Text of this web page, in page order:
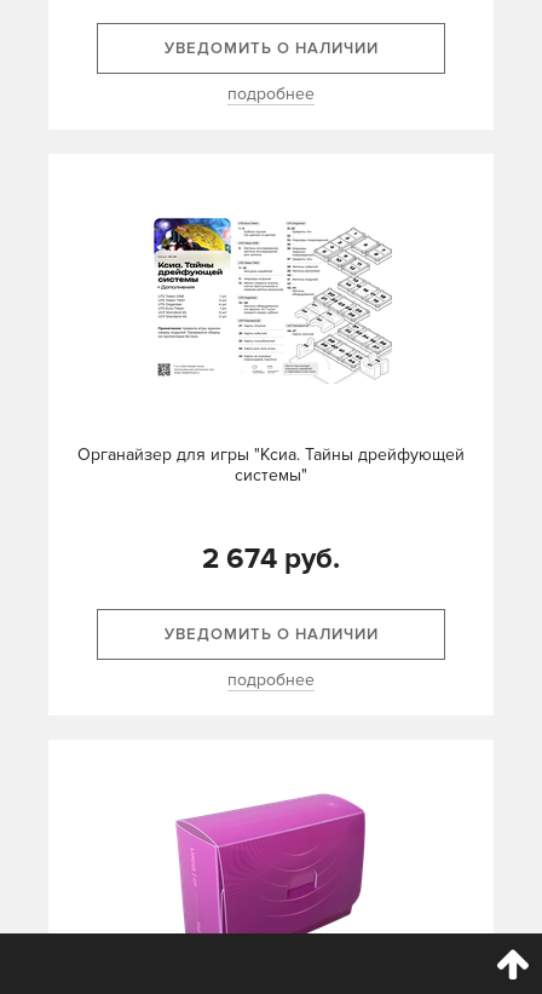
УВЕДОМИТЬ О НАЛИЧИИ
подробнее
Органайзер для игры "Ксиа. Тайны дрейфующей
системы"
2 674 руб.
УВЕДОМИТЬ О НАЛИЧИИ
подробнее